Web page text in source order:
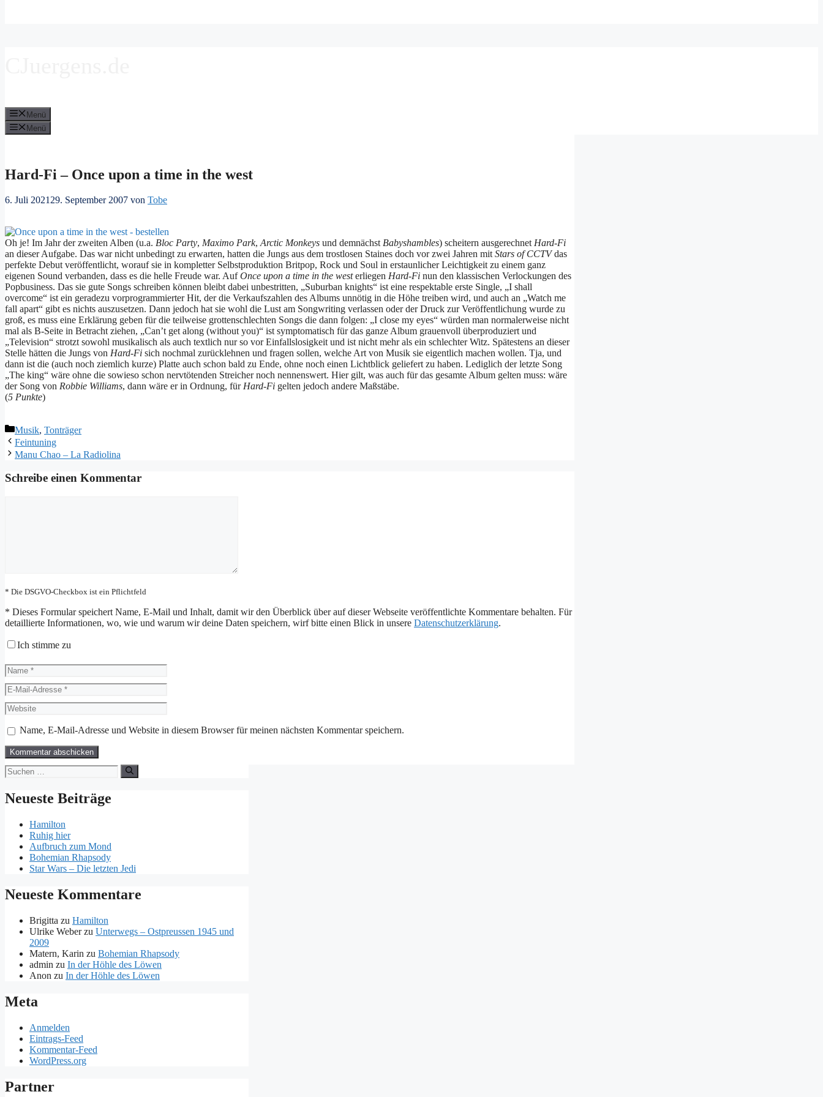
Menü
Menü
Hard-Fi – Once upon a time in the west
6. Juli 202129. September 2007 von Tobe
Oh je! Im Jahr der zweiten Alben (u.a. Bloc Party, Maximo Park, Arctic Monkeys und demnächst Babyshambles) scheitern ausgerechnet Hard-Fi
an dieser Aufgabe. Das war nicht unbedingt zu erwarten, hatten die Jungs aus dem trostlosen Staines doch vor zwei Jahren mit Stars of CCTVdas
perfekte Debut veröffentlicht, worauf sie in kompletter Selbstproduktion Britpop, Rock und Soul in erstaunlicher Leichtigkeit zu einem ganz
eigenen Sound verbanden, dass es die helle Freude war. AufOnce upon a time in the westerliegen Hard-Fi nun den klassischen Verlockungen des
Popbusiness. Das sie gute Songs schreiben können bleibt dabei unbestritten, „Suburban knights“ ist eine respektable erste Single, „I shall
overcome“ ist ein geradezu vorprogrammierter Hit, der die Verkaufszahlen des Albums unnötig in die Höhe treiben wird, und auch an „Watch me
fall apart“ gibt es nichts auszusetzen. Dann jedoch hat sie wohl die Lust am Songwriting verlassen oder der Druck zur Veröffentlichung wurde zu
groß, es muss eine Erklärung geben für die teilweise grottenschlechten Songs die dann folgen: „I close my eyes“ würden man normalerweise nicht
mal als B-Seite in Betracht ziehen, „Can’t get along (without you)“ ist symptomatisch für das ganze Album grauenvoll überproduziert und
„Television“ strotzt sowohl musikalisch als auch textlich nur so vor Einfallslosigkeit und ist nicht mehr als ein schlechter Witz. Spätestens an dieser
Stelle hätten die Jungs von Hard-Fi sich nochmal zurücklehnen und fragen sollen, welche Art von Musik sie eigentlich machen wollen. Tja, und
dann ist die (auch noch ziemlich kurze) Platte auch schon bald zu Ende, ohne noch einen Lichtblick geliefert zu haben. Lediglich der letzte Song
„The king“ wäre ohne die sowieso schon nervtötenden Streicher noch nennenswert. Hier gilt, was auch für das gesamte Album gelten muss: wäre
der Song von Robbie Williams, dann wäre er in Ordnung, für Hard-Fi gelten jedoch andere Maßstäbe.
(5 Punkte)
Kategorien
Musik, Tonträger
Feintuning
Manu Chao – La Radiolina
Schreibe einen Kommentar
* Die DSGVO-Checkbox ist ein Pflichtfeld
* Dieses Formular speichert Name, E-Mail und Inhalt, damit wir den Überblick über auf dieser Webseite veröffentlichte Kommentare behalten. Für
detaillierte Informationen, wo, wie und warum wir deine Daten speichern, wirf bitte einen Blick in unsere Datenschutzerklärung.
Ich stimme zu
Name
E-
Mail-
Adresse
Website
Name, E-Mail-Adresse und Website in diesem Browser für meinen nächsten Kommentar speichern.
Suchen
nach:
Neueste Beiträge
Hamilton
Ruhig hier
Aufbruch zum Mond
Bohemian Rhapsody
Star Wars – Die letzten Jedi
Neueste Kommentare
Brigitta zu Hamilton
Ulrike Weberzu Unterwegs – Ostpreussen 1945 und
2009
Matern, Karin zu Bohemian Rhapsody
admin zu In der Höhle des Löwen
Anon zu In der Höhle des Löwen
Meta
Anmelden
Eintrags-Feed
Kommentar-Feed
WordPress.org
Partner